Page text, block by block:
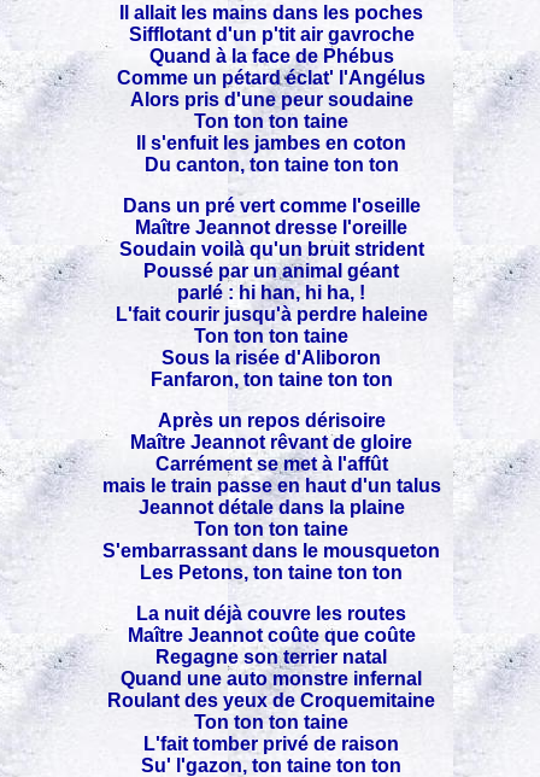
Il allait les mains dans les poches
Sifflotant d'un p'tit air gavroche
Quand à la face de Phébus
Comme un pétard éclat' l'Angélus
Alors pris d'une peur soudaine
Ton ton ton taine
Il s'enfuit les jambes en coton
Du canton, ton taine ton ton
Dans un pré vert comme l'oseille
Maître Jeannot dresse l'oreille
Soudain voilà qu'un bruit strident
Poussé par un animal géant
parlé : hi han, hi ha, !
L'fait courir jusqu'à perdre haleine
Ton ton ton taine
Sous la risée d'Aliboron
Fanfaron, ton taine ton ton
Après un repos dérisoire
Maître Jeannot rêvant de gloire
Carrément se met à l'affût
mais le train passe en haut d'un talus
Jeannot détale dans la plaine
Ton ton ton taine
S'embarrassant dans le mousqueton
Les Petons, ton taine ton ton
La nuit déjà couvre les routes
Maître Jeannot coûte que coûte
Regagne son terrier natal
Quand une auto monstre infernal
Roulant des yeux de Croquemitaine
Ton ton ton taine
L'fait tomber privé de raison
Su' l'gazon, ton taine ton ton